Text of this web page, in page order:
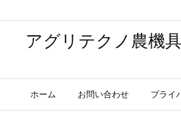
アグリテクノ農機
ホーム お問い合わせ プライ